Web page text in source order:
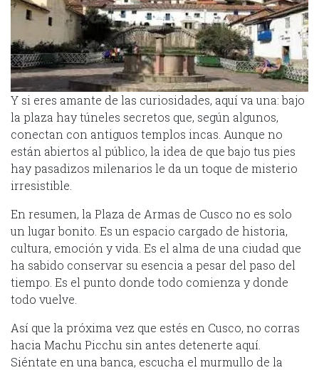
Y si eres amante de las curiosidades, aquí va una: bajo
la plaza hay túneles secretos que, según algunos,
conectan con antiguos templos incas. Aunque no
están abiertos al público, la idea de que bajo tus pies
hay pasadizos milenarios le da un toque de misterio
irresistible.
En resumen, la Plaza de Armas de Cusco no es solo
un lugar bonito. Es un espacio cargado de historia,
cultura, emoción y vida. Es el alma de una ciudad que
ha sabido conservar su esencia a pesar del paso del
tiempo. Es el punto donde todo comienza y donde
todo vuelve.
Así que la próxima vez que estés en Cusco, no corras
hacia Machu Picchu sin antes detenerte aquí.
Siéntate en una banca, escucha el murmullo de la